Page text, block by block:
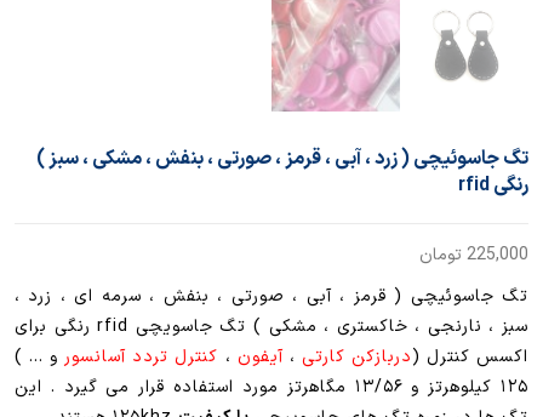
تگ جاسوئیچی ( زرد ، آبی ، قرمز ، صورتی ، بنفش ، مشکی ، سبز )
رنگی rfid
225,000تومان
تگ جاسوئیچی ( قرمز ، آبی ، صورتی ، بنفش ، سرمه ای ، زرد ،
سبز ، نارنجی ، خاکستری ، مشکی ) تگ جاسویچی rfid رنگی برای
اکسس کنترل (دربازکن کارتی ،آیفون ، کنترل تردد آسانسور و … )
۱۲۵ کیلوهرتز و ۱۳/۵۶ مگاهرتز مورد استفاده قرار می گیرد . این